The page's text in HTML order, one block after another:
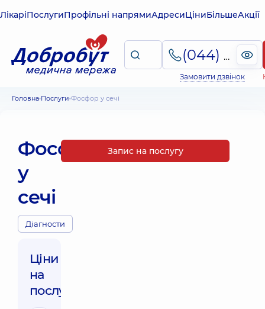
ЛікаріПослугиПрофільні напрямиАдресиЦіниБільшеАкції
(044) 495-2-888
Замовити дзвінок
Головна Послуги Фосфор у сечі
Фосфор
у
сечі
Діагности
Ціни
на
послуги:
Запис на послугу